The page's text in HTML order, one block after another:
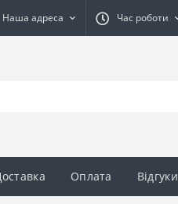
Наша адреса Час роботи
Оплата Відгуки